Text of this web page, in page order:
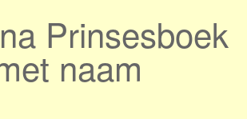
Prinsesboek
naam